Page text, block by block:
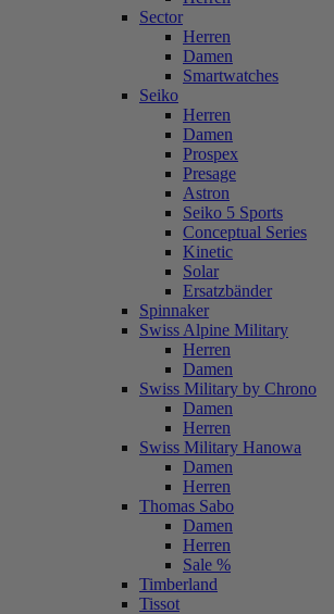
Sector
Herren
Damen
Smartwatches
Seiko
Herren
Damen
Prospex
Presage
Astron
Seiko 5 Sports
Conceptual Series
Kinetic
Solar
Ersatzbänder
Spinnaker
Swiss Alpine Military
Herren
Damen
Swiss Military by Chrono
Damen
Herren
Swiss Military Hanowa
Damen
Herren
Thomas Sabo
Damen
Herren
Sale %
Timberland
Tissot